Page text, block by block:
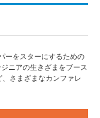
ーをスターにするための
ニアの生きざまをブース
さまざまなカンファレ